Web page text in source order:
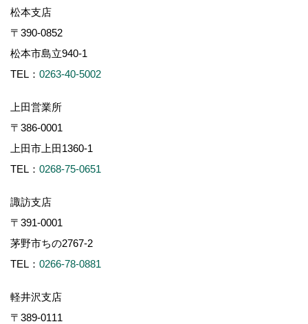
松本支店
〒390-0852
松本市島立940-1
TEL： 0263-40-5002
上田営業所
〒386-0001
上田市上田1360-1
TEL： 0268-75-0651
諏訪支店
〒391-0001
茅野市ちの2767-2
TEL： 0266-78-0881
軽井沢支店
〒389-0111